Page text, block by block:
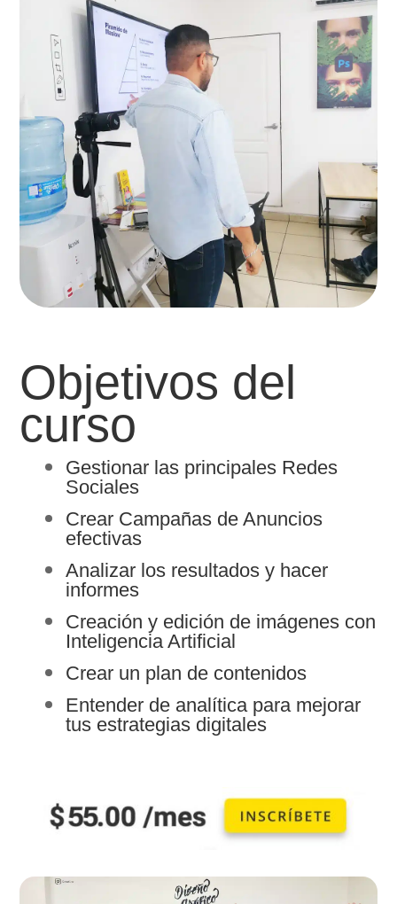
Objetivos del
curso
Gestionar las principales Redes
Sociales
Crear Campañas de Anuncios
efectivas
Analizar los resultados y hacer
informes
Creación y edición de imágenes con
Inteligencia Artificial
Crear un plan de contenidos
Entender de analítica para mejorar
tus estrategias digitales